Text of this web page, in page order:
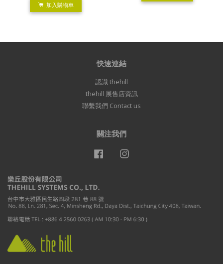
加入購物車
快速連結
認識 thehill
thehill 展售店資訊
聯繫我們 Contact us
關注我們
Facebook